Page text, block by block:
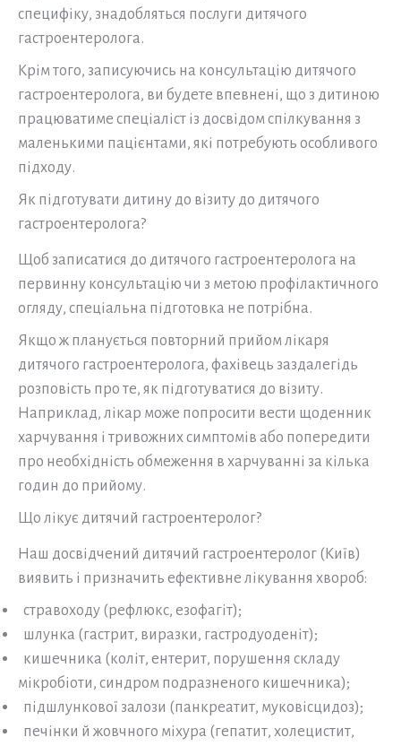
специфіку, знадобляться послуги дитячого
гастроентеролога.
Крім того, записуючись на консультацію дитячого
гастроентеролога, ви будете впевнені, що з дитиною
працюватиме спеціаліст із досвідом спілкування з
маленькими пацієнтами, які потребують особливого
підходу.
Як підготувати дитину до візиту до дитячого
гастроентеролога?
Щоб записатися до дитячого гастроентеролога на
первинну консультацію чи з метою профілактичного
огляду, спеціальна підготовка не потрібна.
Якщо ж планується повторний прийом лікаря
дитячого гастроентеролога, фахівець заздалегідь
розповість про те, як підготуватися до візиту.
Наприклад, лікар може попросити вести щоденник
харчування і тривожних симптомів або попередити
про необхідність обмеження в харчуванні за кілька
годин до прийому.
Що лікує дитячий гастроентеролог?
Наш досвідчений дитячий гастроентеролог (Київ)
виявить і призначить ефективне лікування хвороб:
стравоходу (рефлюкс, езофагіт);
шлунка (гастрит, виразки, гастродуоденіт);
кишечника (коліт, ентерит, порушення складу
мікробіоти, синдром подразненого кишечника);
підшлункової залози (панкреатит, муковісцидоз);
печінки й жовчного міхура (гепатит, холецистит,